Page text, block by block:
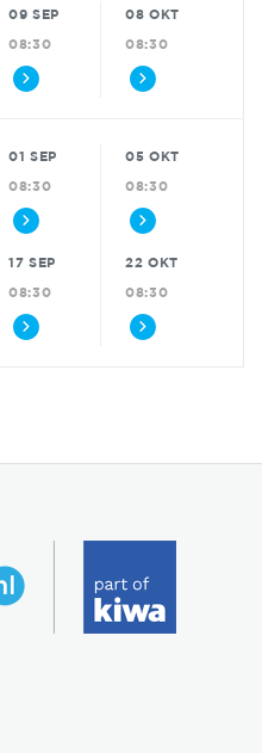
09 SEP
08:30
08 OKT
08:30
01 SEP
08:30
17 SEP
08:30
05 OKT
08:30
22 OKT
08:30